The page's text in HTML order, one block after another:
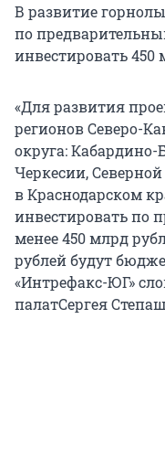
В развитие
по
инвестировать 450
«Для развития
регионов Северо-
округа:
Черкесии,
в Краснодарском
инвестировать по
менее 450 млрд
рублей будут
«Интрефакс-ЮГ»
палатСергея